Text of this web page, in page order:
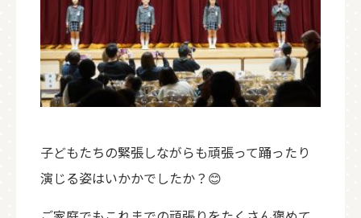
子どもたちの緊張しながらも頑張って踊ったり
演じる姿はいかかでしたか？😊